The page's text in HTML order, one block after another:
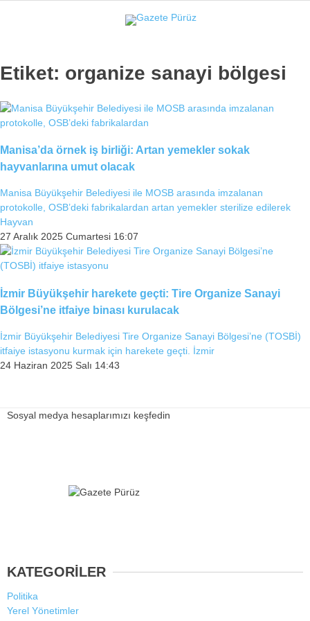
Facebook
GALERİ VİDEO YAZARLAR
YEREL YÖNETIMLER
EKONOMI
POLITIKA
SAĞLIK
KÜLTÜR-SANAT
DIĞER
Etiket: organize sanayi bölgesi
Manisa’da örnek iş birliği: Artan yemekler sokak
hayvanlarına umut olacak
Manisa Büyükşehir Belediyesi ile MOSB arasında imzalanan
protokolle, OSB’deki fabrikalardan artan yemekler sterilize edilerek
Hayvan
27 Aralık 2025 Cumartesi 16:07
İzmir Büyükşehir harekete geçti: Tire Organize Sanayi
Bölgesi’ne itfaiye binası kurulacak
İzmir Büyükşehir Belediyesi Tire Organize Sanayi Bölgesi’ne (TOSBİ)
itfaiye istasyonu kurmak için harekete geçti. İzmir
24 Haziran 2025 Salı 14:43
Sosyal medya hesaplarımızı keşfedin
KATEGORİLER
Politika
Yerel Yönetimler